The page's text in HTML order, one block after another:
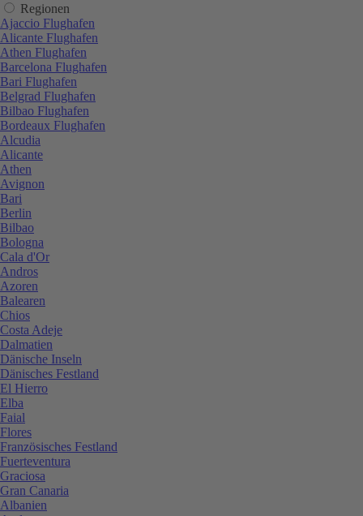
Regionen
Ajaccio Flughafen
Alicante Flughafen
Athen Flughafen
Barcelona Flughafen
Bari Flughafen
Belgrad Flughafen
Bilbao Flughafen
Bordeaux Flughafen
Alcudia
Alicante
Athen
Avignon
Bari
Berlin
Bilbao
Bologna
Cala d'Or
Andros
Azoren
Balearen
Chios
Costa Adeje
Dalmatien
Dänische Inseln
Dänisches Festland
El Hierro
Elba
Faial
Flores
Französisches Festland
Fuerteventura
Graciosa
Gran Canaria
Albanien